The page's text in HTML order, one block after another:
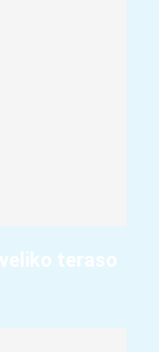
teraso